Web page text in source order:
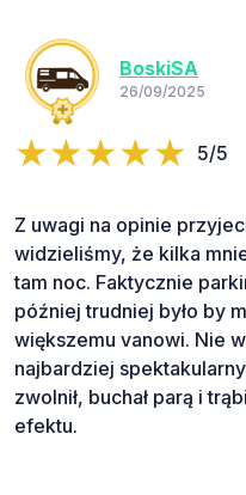
BoskiSA
26/09/2025
5/5
Z uwagi na opinie
widzieliśmy, że kilka
tam noc. Faktycznie
później trudniej było by
większemu vanowi. Nie
najbardziej
zwolnił, buchał parą i
efektu.